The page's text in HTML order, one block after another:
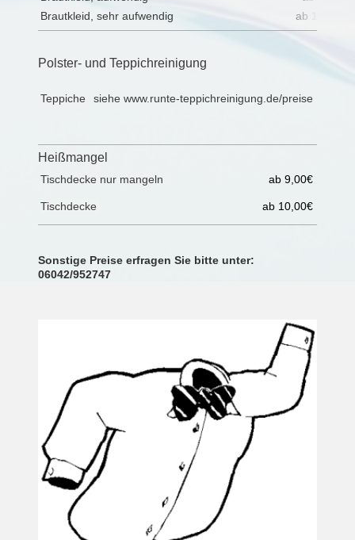
Brautkleid, sehr aufwendig
ab 170,00€
Polster- und Teppichreinigung
Teppiche siehe www.runte-teppichreinigung.de/preise
Heißmangel
Tischdecke nur mangeln ab 9,00€
Tischdecke ab 10,00€
Sonstige Preise erfragen Sie bitte unter:
06042/952747